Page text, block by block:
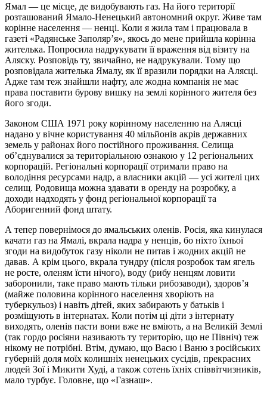
Ямал — це місце, де видобувають газ. На його території
розташований Ямало-Ненецький автономний округ. Живе там
корінне населення — ненці. Коли я жила там і працювала в
газеті «Радянське Заполяр’я», якось до мене прийшла корінна
жителька. Попросила надрукувати її враження від візиту на
Аляску. Розповідь ту, звичайно, не надрукували. Тому що
розповідала жителька Ямалу, як її вразили порядки на Алясці.
Адже там теж знайшли нафту, але жодна компанія не має
права поставити бурову вишку на землі корінного жителя без
його згоди.
Законом США 1971 року корінному населенню на Алясці
надано у вічне користування 40 мільйонів акрів державних
земель у районах його постійного проживання. Селища
об’єднувалися за територіальною ознакою у 12 регіональних
корпорацій. Регіональні корпорації отримали право на
володіння ресурсами надр, а власники акцій — усі жителі цих
селищ. Родовища можна здавати в оренду на розробку, а
доходи надходять у фонд регіональної корпорації та
Аборигенний фонд штату.
А тепер повернімося до ямальських оленів. Росія, яка кинулася
качати газ на Ямалі, вкрала надра у ненців, бо ніхто їхньої
згоди на видобуток газу ніколи не питав і жодних акцій не
давав. А крім цього, вкрала тундру (після розробок там ягель
не росте, оленям їсти нічого), воду (рибу ненцям ловити
заборонили, таке право мають тільки рибозаводи), здоров’я
(майже половина корінного населення хворіють на
туберкульоз) і навіть дітей, яких забирають у батьків і
розміщують в інтернатах. Коли потім ці діти з інтернату
виходять, оленів пасти вони вже не вміють, а на Великій Землі
(так гордо росіяни називають ту територію, що не Північ) теж
нікому не потрібні. Втім, думаю, що Васю і Ваню з російських
губерній доля моїх колишніх ненецьких сусідів, прекрасних
людей Зої і Микити Худі, а також сотень їхніх співвітчизників,
мало турбує. Головне, що «Газнаш».